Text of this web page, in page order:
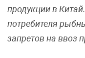
продукции в
потребителя
запретов на ввоз